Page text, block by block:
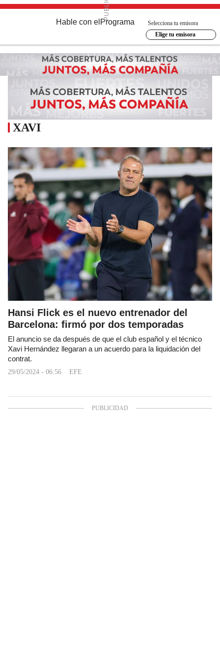
Hable con el Programa
Selecciona tu emisora
Elige tu emisora
XAVI
Hansi Flick es el nuevo entrenador del
Barcelona: firmó por dos temporadas
El anuncio se da después de que el club español y el técnico
Xavi Hernández llegaran a un acuerdo para la liquidación del
contrat.
29/05/2024 - 06:56 EFE